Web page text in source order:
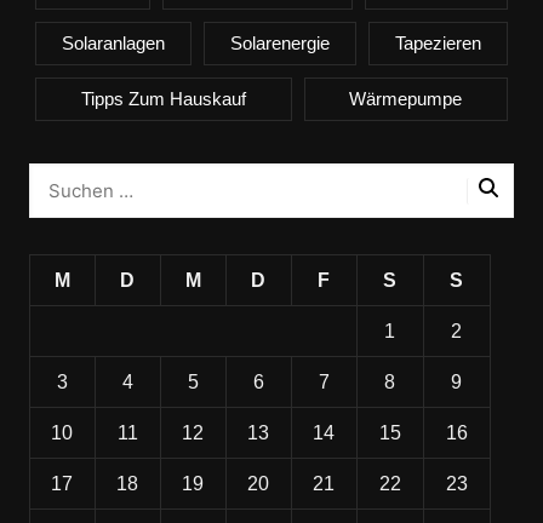
Solaranlagen Solarenergie Tapezieren
Tipps Zum Hauskauf Wärmepumpe
M D M D F S S
1 2
3 4 5 6 7 8 9
10 11 12 13 14 15 16
17 18 19 20 21 22 23